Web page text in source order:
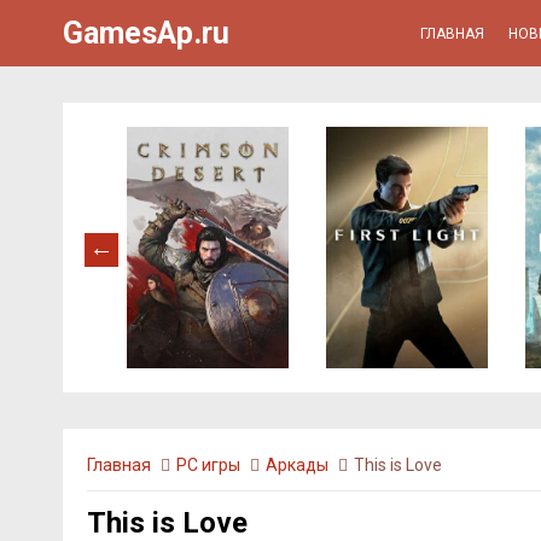
GamesAp.ru ГЛАВНАЯ
Главная PC игры Аркады This is Love
This is Love